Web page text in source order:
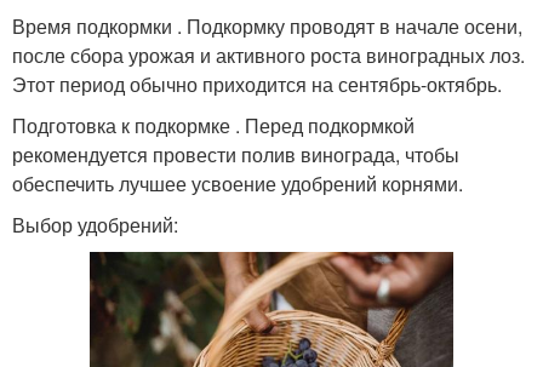
Время подкормки . Подкормку проводят в начале осени,
после сбора урожая и активного роста виноградных лоз.
Этот период обычно приходится на сентябрь-октябрь.
Подготовка к подкормке . Перед подкормкой
рекомендуется провести полив винограда, чтобы
обеспечить лучшее усвоение удобрений корнями.
Выбор удобрений: